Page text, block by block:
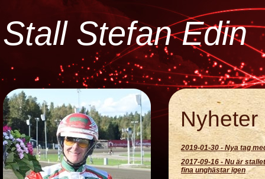
Stall Stefan Edin
Nyheter
2019-01-30- Nya tag
2017-09-16 -Nu är
fina unghästar igen